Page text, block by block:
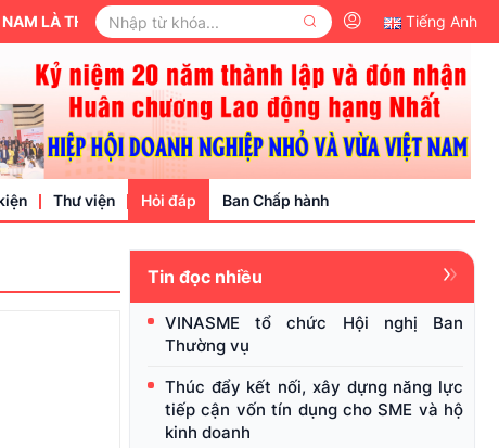
LÀ THÀNH VIÊN CỦA ỦY BAN TRUNG ƯƠNG MẶT TRẬN TỔ QUỐC
Tiếng Anh
Thư viện
Video
Văn bản pháp luật
Hỏi đáp Ban Chấp hành
Tin đọc nhiều
VINASME tổ chức Hội nghị Ban
Thường vụ
Thúc đẩy kết nối, xây dựng năng lực
tiếp cận vốn tín dụng cho SME và hộ
kinh doanh